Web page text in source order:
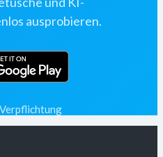
ausprobieren.